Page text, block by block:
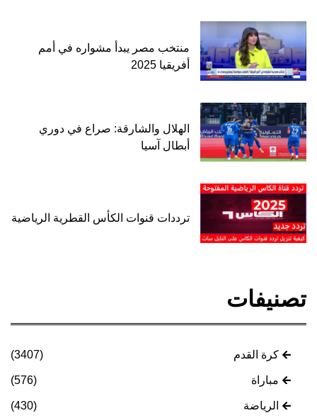
منتخب مصر يبدأ مشواره في أمم
أفريقيا 2025
الهلال والشارقة: صراع في دوري
أبطال آسيا
ترددات قنوات الكأس القطرية الرياضية
تصنيفات
كرة القدم (3407)
مباراة (576)
الرياضة (430)